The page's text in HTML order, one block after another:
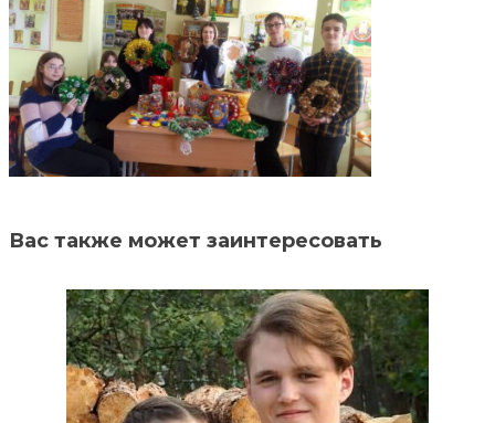
Вас также может заинтересовать